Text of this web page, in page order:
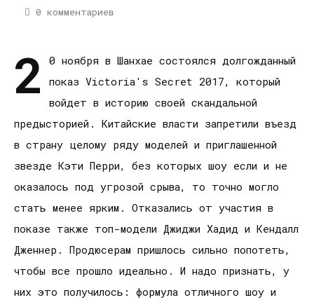
0 комментариев
2
0 ноября в Шанхае состоялся долгожданный
показ Victoria's Secret 2017, который
войдет в историю своей скандальной
предысторией. Китайские власти запретили въезд
в страну целому ряду моделей и приглашенной
звезде Кэти Перри, без которых шоу если и не
оказалось под угрозой срыва, то точно могло
стать менее ярким. Отказались от участия в
показе также топ-модели Джиджи Хадид и Кендалл
Дженнер. Продюсерам пришлось сильно попотеть,
чтобы все прошло идеально. И надо признать, у
них это получилось: формула отличного шоу и